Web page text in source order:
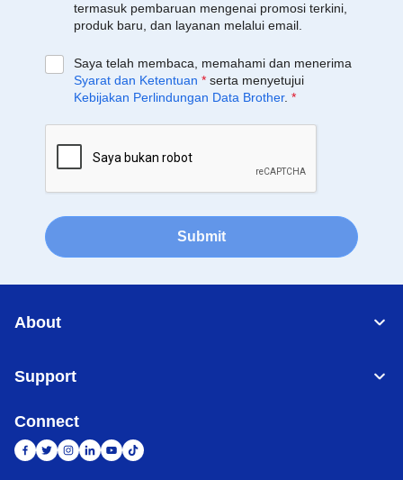
termasuk pembaruan mengenai promosi terkini,
produk baru, dan layanan melalui email.
Saya telah membaca, memahami dan menerima
Syarat dan Ketentuan * serta menyetujui
Kebijakan Perlindungan Data Brother. *
Submit
About
Support
Connect